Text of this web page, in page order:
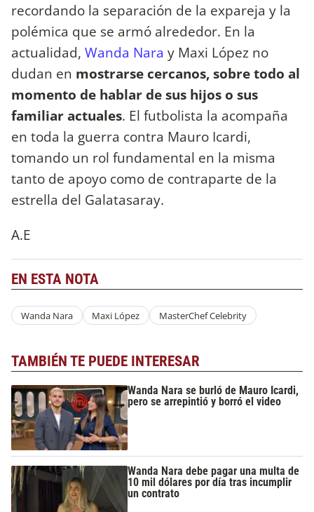
recordando la separación de la expareja y la
polémica que se armó alrededor. En la
actualidad, Wanda Nara y Maxi López no
dudan en mostrarse cercanos, sobre todo al
momento de hablar de sus hijos o sus
familiar actuales. El futbolista la acompaña
en toda la guerra contra Mauro Icardi,
tomando un rol fundamental en la misma
tanto de apoyo como de contraparte de la
estrella del Galatasaray.
A.E
EN ESTA NOTA
Wanda Nara Maxi López MasterChef Celebrity
TAMBIÉN TE PUEDE INTERESAR
Wanda Nara se burló de Mauro Icardi,
pero se arrepintió y borró el video
Wanda Nara debe pagar una multa de
10 mil dólares por día tras incumplir
un contrato